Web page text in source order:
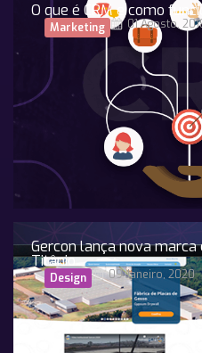
O que é CRM e como
Marketing 01 Agosto,
Gercon lança nova
Titânio
Design 09 Janeiro, 2020